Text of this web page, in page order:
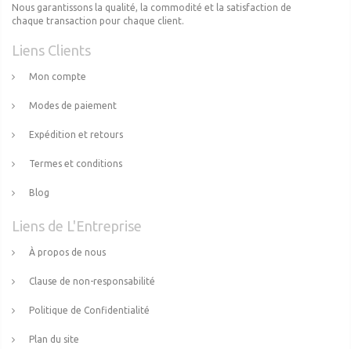
Nous garantissons la qualité, la commodité et la satisfaction de
chaque transaction pour chaque client.
Liens Clients
Mon compte
Modes de paiement
Expédition et retours
Termes et conditions
Blog
Liens de L'Entreprise
À propos de nous
Clause de non-responsabilité
Politique de Confidentialité
Plan du site